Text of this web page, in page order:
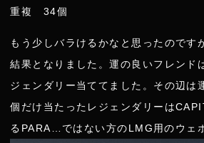
重複 34個
もう少しバラけるかなと思ったのです
結果となりました。運の良いフレンド
ジェンダリー当ててました。その辺は
個だけ当たったレジェンダリーは
るPARA…ではない方のLMG用のウェ